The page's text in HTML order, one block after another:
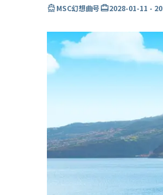
directions_boatMSC幻想曲号card_travel2028-01-11 -